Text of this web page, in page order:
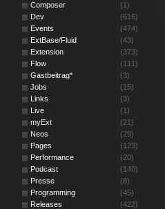
Composer
(1)
Dev
(616)
Events
(474)
ExtBase/Fluid
(43)
Extension
(373)
Flow
(111)
Gastbeitrag*
(3)
Jobs
(15)
Links
(3)
Live
(1)
myExt
(21)
Neos
(29)
Pages
(123)
Performance
(20)
Podcast
(140)
Presse
(8)
Programming
(45)
Releases
(422)